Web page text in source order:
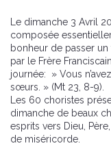
Le dimanche 3 Avril
composée
bonheur de passer
par le Frère
journée: » Vous
sœurs. » (Mt 23, 8-9).
Les 60 choristes
dimanche de beaux
esprits vers Dieu,
de miséricorde.